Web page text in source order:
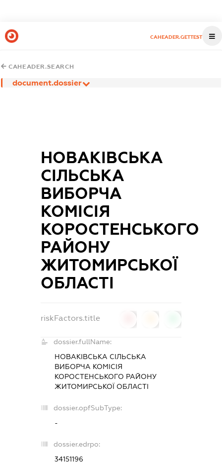
CAHEADER.GETTEST
CAHEADER.SEARCH
document.dossier
НОВАКІВСЬКА
СІЛЬСЬКА
ВИБОРЧА
КОМІСІЯ
КОРОСТЕНСЬКОГО
РАЙОНУ
ЖИТОМИРСЬКОЇ
ОБЛАСТІ
riskFactors.title
dossier.fullName:
НОВАКІВСЬКА СІЛЬСЬКА
ВИБОРЧА КОМІСІЯ
КОРОСТЕНСЬКОГО РАЙОНУ
ЖИТОМИРСЬКОЇ ОБЛАСТІ
dossier.opfSubType:
-
dossier.edrpo:
34151196